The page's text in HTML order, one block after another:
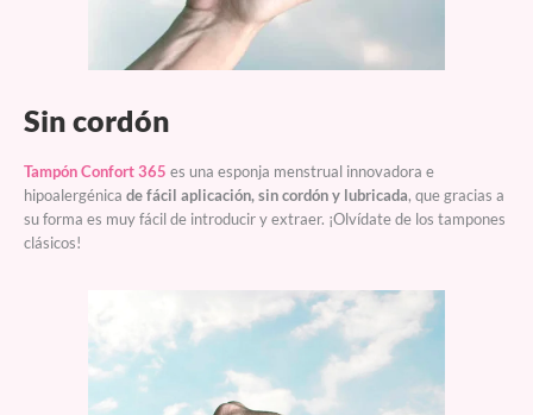
Sin cordón
Tampón Confort 365 es una esponja menstrual innovadora e
hipoalergénica de fácil aplicación, sin cordón y lubricada, que gracias a
su forma es muy fácil de introducir y extraer. ¡Olvídate de los tampones
clásicos!